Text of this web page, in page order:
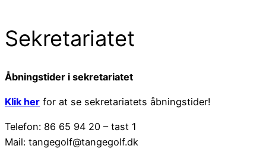
Sekretariatet
Åbningstider i sekretariatet
Klik her for at se sekretariatets åbningstider!
Telefon: 86 65 94 20 – tast 1
Mail: tangegolf@tangegolf.dk